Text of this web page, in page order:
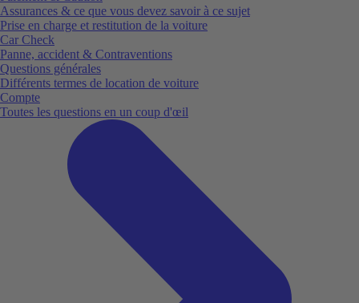
Assurances & ce que vous devez savoir à ce sujet
Prise en charge et restitution de la voiture
Car Check
Panne, accident & Contraventions
Questions générales
Différents termes de location de voiture
Compte
Toutes les questions en un coup d'œil